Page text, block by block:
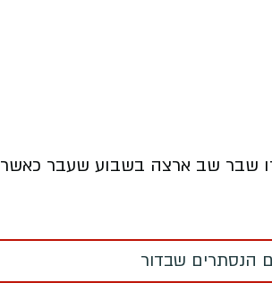
שבר שב ארצה בשבוע שעבר כאשר
הנסתרים שבדור